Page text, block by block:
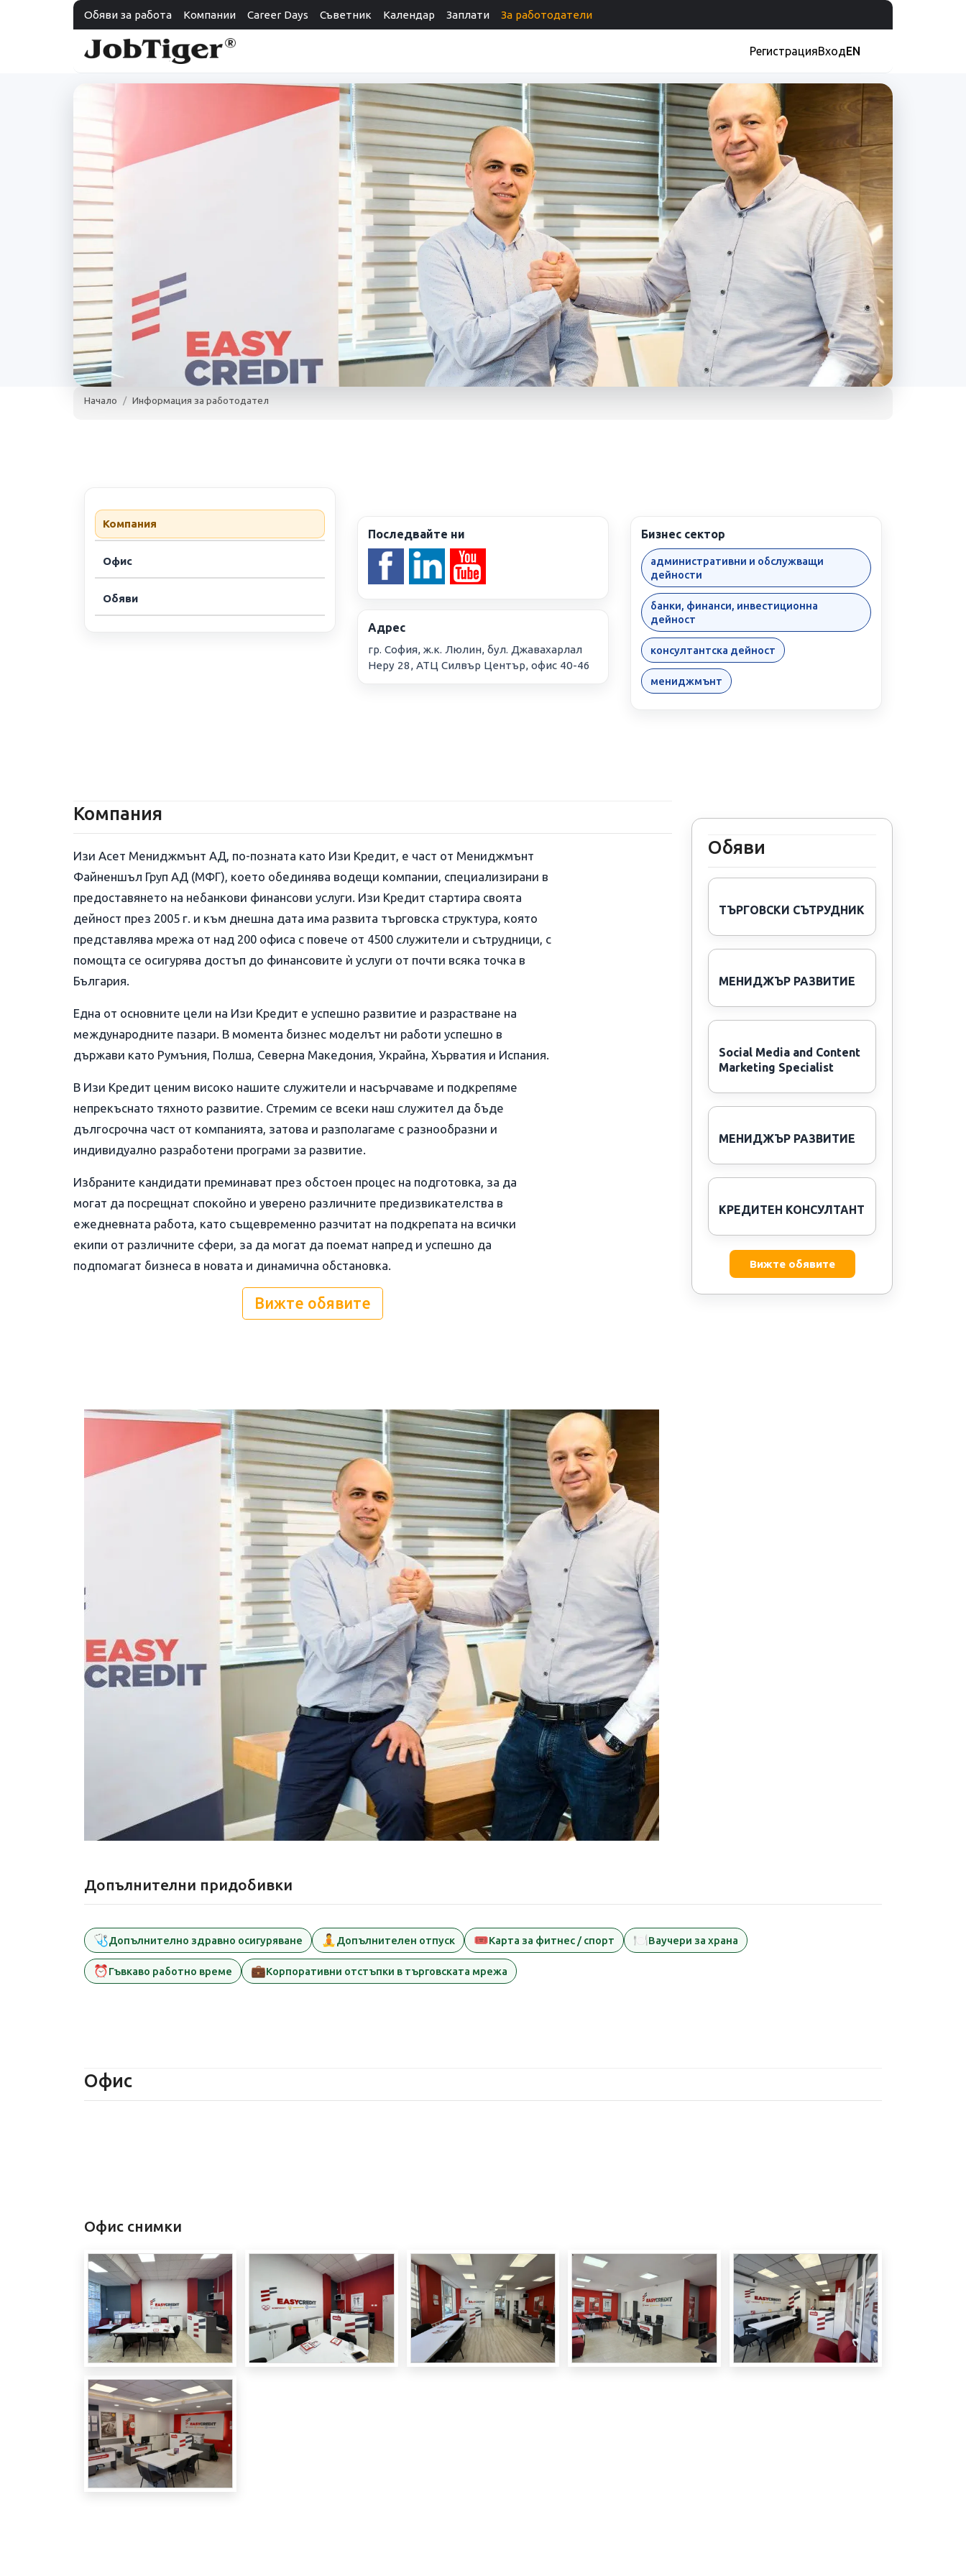
Обяви за работа Компании Career Days Съветник Календар Заплати За работодатели
РегистрацияВходEN
www.easycredit.bg 49
Начало Информация за работодател
Компания
Офис
Обяви
Последвайте ни
Адрес
гр. София, ж.к. Люлин, бул. Джавахарлал
Неру 28, АТЦ Силвър Център, офис 40-46
Бизнес сектор
административни и обслужващи
дейности
банки, финанси, инвестиционна
дейност
консултантска дейност
мениджмънт
Компания
Изи Асет Мениджмънт АД, по-позната като Изи Кредит, е част от Мениджмънт
Файненшъл Груп АД (МФГ), което обединява водещи компании, специализирани в
предоставянето на небанкови финансови услуги. Изи Кредит стартира своята
дейност през 2005 г. и към днешна дата има развита търговска структура, която
представлява мрежа от над 200 офиса с повече от 4500 служители и сътрудници, с
помощта се осигурява достъп до финансовите ѝ услуги от почти всяка точка в
България.
Една от основните цели на Изи Кредит е успешно развитие и разрастване на
международните пазари. В момента бизнес моделът ни работи успешно в
държави като Румъния, Полша, Северна Македония, Украйна, Хърватия и Испания.
В Изи Кредит ценим високо нашите служители и насърчаваме и подкрепяме
непрекъснато тяхното развитие. Стремим се всеки наш служител да бъде
дългосрочна част от компанията, затова и разполагаме с разнообразни и
индивидуално разработени програми за развитие.
Избраните кандидати преминават през обстоен процес на подготовка, за да
могат да посрещнат спокойно и уверено различните предизвикателства в
ежедневната работа, като същевременно разчитат на подкрепата на всички
екипи от различните сфери, за да могат да поемат напред и успешно да
подпомагат бизнеса в новата и динамична обстановка.
Вижте обявите
Обяви
ТЪРГОВСКИ СЪТРУДНИК
МЕНИДЖЪР РАЗВИТИЕ
Social Media and Content
Marketing Specialist
МЕНИДЖЪР РАЗВИТИЕ
КРЕДИТЕН КОНСУЛТАНТ
Вижте обявите
Допълнителни придобивки
🩺Допълнително здравно осигуряване 🧘Допълнителен отпуск 🎟️Карта за фитнес / спорт 🍽️Ваучери за храна
⏰Гъвкаво работно време 💼Корпоративни отстъпки в търговската мрежа
Офис
Офис снимки